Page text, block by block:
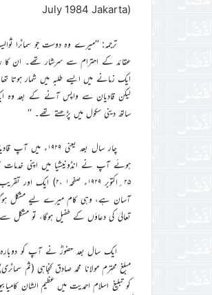
July 1984 Jakarta)
ترجمہ: ’’میرے وہ دوست جو سماٹرا
عقائد کے احترام سے سرشار تھے۔ ان کا
ایک زمانے میں ایسے طلبہ میں شمار
لیکن قادیان سے واپس آنے کے بعد وہ ایک
ساتھ دینی سکول میں پڑھتے تھے۔ ‘‘
چار سال بعد
ہوئے آپ نے انڈونیشیا میں اپنی خدمات
۲۵؍اکتوبر ۱۹۲۹ء
آسان ہے، وہی کام میرے لیے مشکل ہوگیا
تعالیٰ کی دعاؤں کے طفیل ہوگا، تو مشکل سے مشکل
مبلغ محترم مولانا محمد صادق کنجاہی
کو تبلیغ اسلام احمدیت میں عظیم الشان